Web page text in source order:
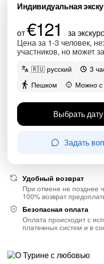
Индивидуальная
от€121
за
Цена за 1-3 человек,
участников, но может
🇷🇺 русский 3
Пешком
Можно с
Выбрать
Задать
Удобный возврат
При отмене не позднее
100% возврат
Безопасная оплата
Оплата происходит с
платежных систем и в